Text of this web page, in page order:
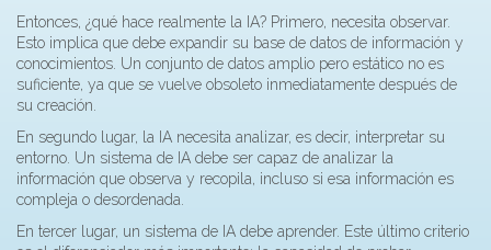
Entonces, ¿qué hace realmente la IA? Primero, necesita observar.
Esto implica que debe expandir su base de datos de información y
conocimientos. Un conjunto de datos amplio pero estático no es
suficiente, ya que se vuelve obsoleto inmediatamente después de
su creación.
En segundo lugar, la IA necesita analizar, es decir, interpretar su
entorno. Un sistema de IA debe ser capaz de analizar la
información que observa y recopila, incluso si esa información es
compleja o desordenada.
En tercer lugar, un sistema de IA debe aprender. Este último criterio